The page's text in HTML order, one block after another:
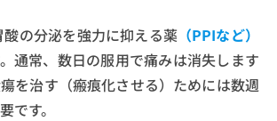
酸の分泌を強力に抑える薬 （PPIなど）
通常、数日の服用で痛みは消失します
を治す（瘢痕化させる）ためには数週
です。